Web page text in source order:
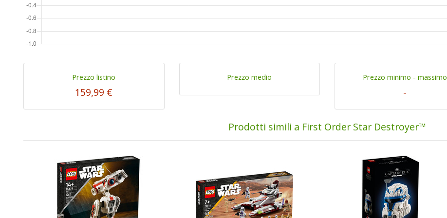
Prezzo listino
159,99 €
Prezzo medio Prezzo minimo - massimo
-
Prodotti simili a First Order Star Destroyer™